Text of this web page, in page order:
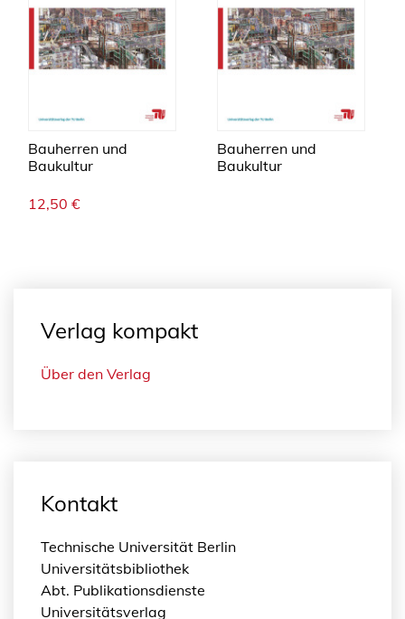
Bauherren und
Baukultur
12,50 €
Bauherren und
Baukultur
Verlag kompakt
Über den Verlag
Kontakt
Technische Universität Berlin
Universitätsbibliothek
Abt. Publikationsdienste
Universitätsverlag